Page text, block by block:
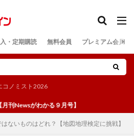
・定期購読 無料会員 プレミアム会員
コノミスト2026
がわかる９月号】
はないものはどれ？【地図地理検定に挑戦】
検索